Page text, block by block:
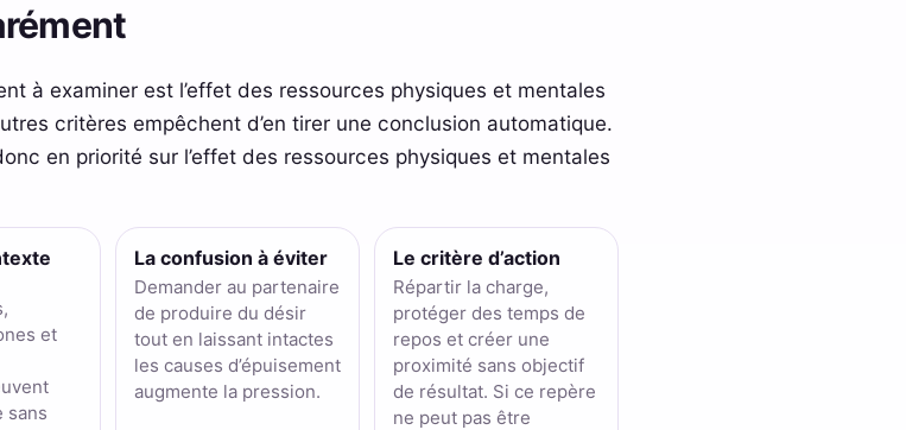
à examiner est l’effet des ressources physiques et mentales
critères empêchent d’en tirer une conclusion automatique.
en priorité sur l’effet des ressources physiques et mentales
et
sans
La confusion à éviter
Demander au partenaire
de produire du désir
tout en laissant intactes
les causes d’épuisement
augmente la pression.
Le critère d’action
Répartir la charge,
protéger des temps de
repos et créer une
proximité sans objectif
de résultat. Si ce repère
ne peut pas être